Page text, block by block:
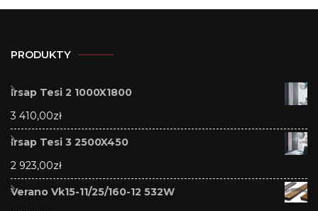
PRODUKTY
Irsap Tesi 2 1000X1800
3 410,00zł
Irsap Tesi 3 2500X450
2 923,00zł
Verano Vk15-11/25/160-12 532W